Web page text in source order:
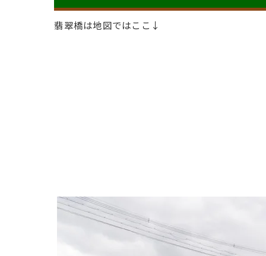
翡翠橋は地図ではここ↓